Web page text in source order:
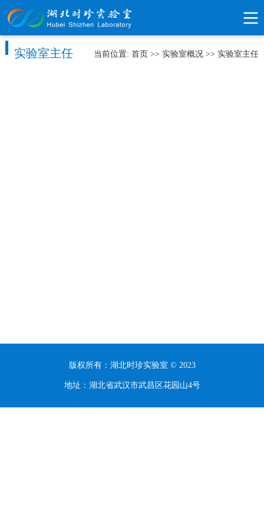
实验室主任 当前位置:首页 >> 实验室概况 >> 实验室主任
版权所有：湖北时珍实验室 © 2023
地址：湖北省武汉市武昌区花园山4号